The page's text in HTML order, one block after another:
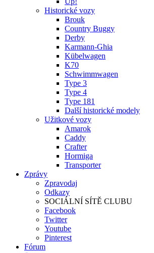
Historické vozy
Brouk
Country Buggy
Derby
Karmann-Ghia
Kübelwagen
K70
Schwimmwagen
Type 3
Type 4
Type 181
Další historické modely
Užitkové vozy
Amarok
Caddy
Crafter
Hormiga
Transporter
Zprávy
Zpravodaj
Odkazy
SOCIÁLNÍ SÍTĚ CLUBU
Facebook
Twitter
Youtube
Pinterest
Fórum